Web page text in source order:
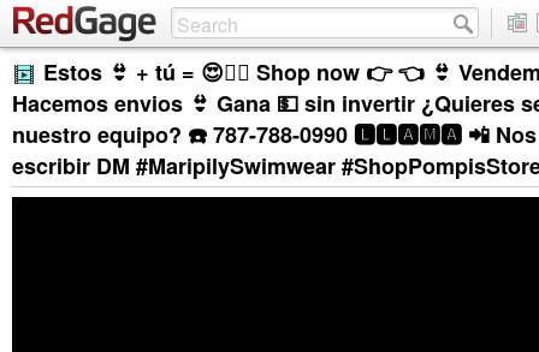
Estos 👙 + tú = 😍❤️‍🔥 Shop now 👉 👈 👙
Hacemos envios 👙 Gana 💵 sin invertir ¿Quieres
nuestro equipo? ☎️ 787-788-0990 🅻🅻🅰🅼🅰 📲 Nos
escribir DM #MaripilySwimwear